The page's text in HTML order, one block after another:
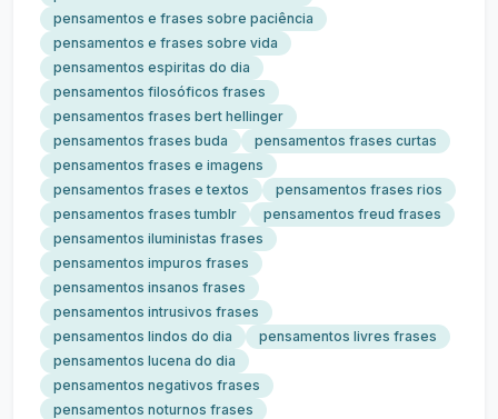
pensamentos e frases sobre paciência
pensamentos e frases sobre vida
pensamentos espiritas do dia
pensamentos filosóficos frases
pensamentos frases bert hellinger
pensamentos frases buda
pensamentos frases curtas
pensamentos frases e imagens
pensamentos frases e textos
pensamentos frases rios
pensamentos frases tumblr
pensamentos freud frases
pensamentos iluministas frases
pensamentos impuros frases
pensamentos insanos frases
pensamentos intrusivos frases
pensamentos lindos do dia
pensamentos livres frases
pensamentos lucena do dia
pensamentos negativos frases
pensamentos noturnos frases